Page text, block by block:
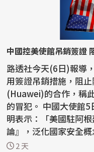
中國控美使館吊銷簽證
路透社今天(6日)報導
用簽證吊銷措施，阻
(Huawei)的合作，稱
的冒犯。 中國大使館5日深夜在社群媒體上發佈一份聲
明表示：「美國駐阿
論』，泛化國家安全
止正常...
2 天